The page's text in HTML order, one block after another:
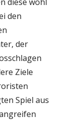
den
der
Ziele
Spiel aus